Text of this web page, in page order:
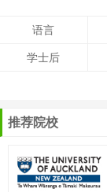
语言
学士后
推荐院校